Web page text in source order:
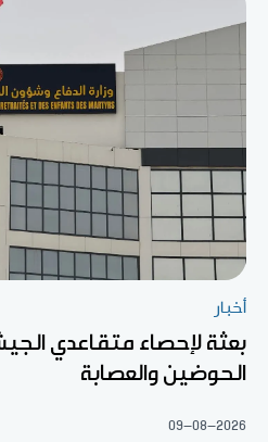
أخبار
بعثة لإحصاء متقاعدي
الحوضين والعصابة
09-08-2026